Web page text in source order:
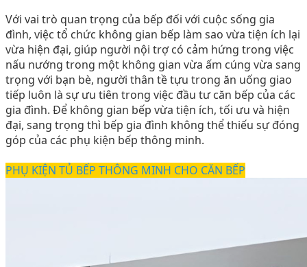
Với vai trò quan trọng của bếp đối với cuộc sống gia
đình, việc tổ chức không gian bếp làm sao vừa tiện ích lại
vừa hiện đại, giúp người nội trợ có cảm hứng trong việc
nấu nướng trong một không gian vừa ấm cúng vừa sang
trọng với bạn bè, người thân tề tựu trong ăn uống giao
tiếp luôn là sự ưu tiên trong việc đầu tư căn bếp của các
gia đình. Để không gian bếp vừa tiện ích, tối ưu và hiện
đại, sang trọng thì bếp gia đình không thể thiếu sự đóng
góp của các phụ kiện bếp thông minh.
PHỤ KIỆN TỦ BẾP THÔNG MINH CHO CĂN BẾP